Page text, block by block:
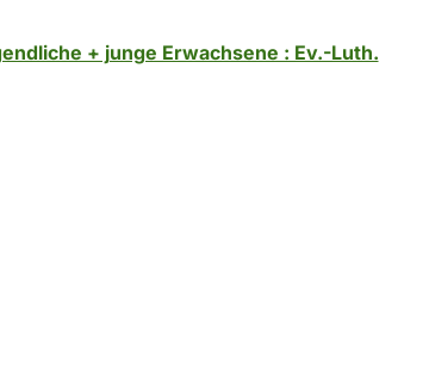
+ junge Erwachsene : Ev.-Luth.